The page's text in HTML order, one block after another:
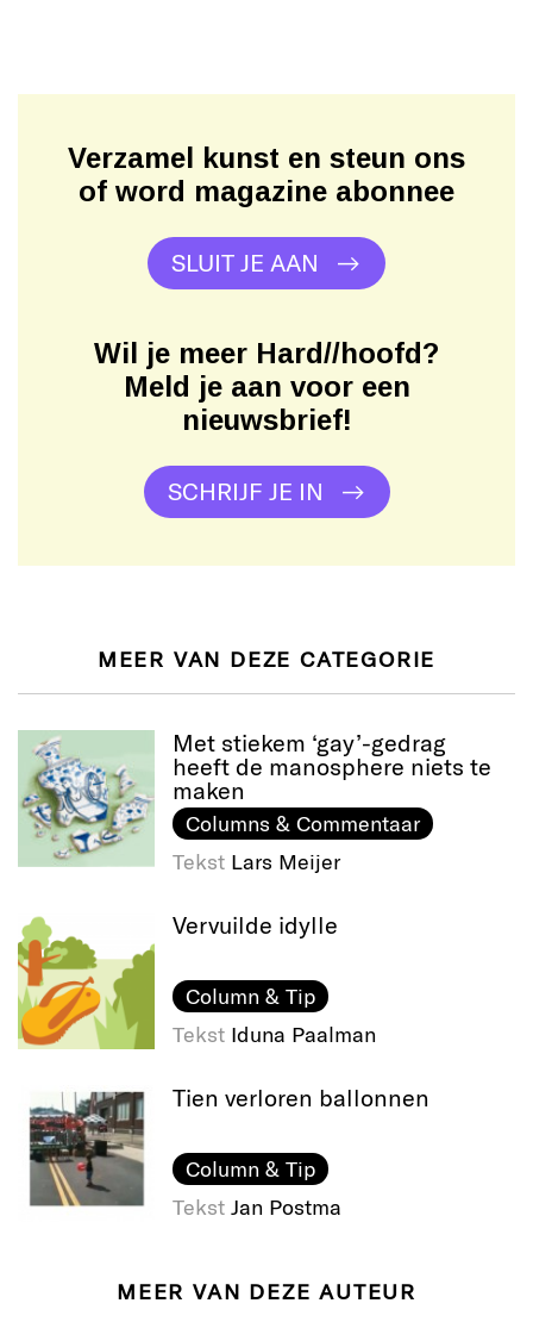
Verzamel kunst en steun ons
of word magazine abonnee
SLUIT JE AAN
Wil je meer Hard//hoofd?
Meld je aan voor een
nieuwsbrief!
SCHRIJF JE IN
MEER VAN DEZE CATEGORIE
Met stiekem ‘gay’-gedrag
heeft de manosphere niets te
maken
Columns & Commentaar
Tekst Lars Meijer
Vervuilde idylle
Column & Tip
Tekst Iduna Paalman
Tien verloren ballonnen
Column & Tip
Tekst Jan Postma
MEER VAN DEZE AUTEUR